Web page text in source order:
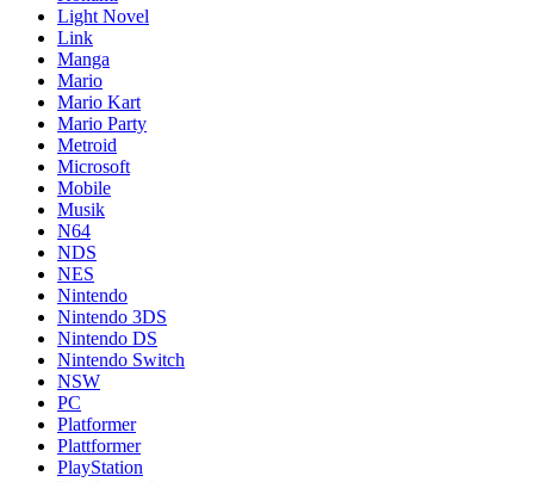
Light Novel
Link
Manga
Mario
Mario Kart
Mario Party
Metroid
Microsoft
Mobile
Musik
N64
NDS
NES
Nintendo
Nintendo 3DS
Nintendo DS
Nintendo Switch
NSW
PC
Platformer
Plattformer
PlayStation